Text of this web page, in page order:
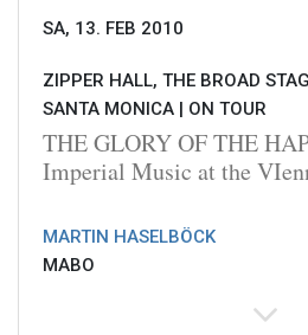
SA, 13. FEB 2010
ZIPPER HALL, THE BROAD
SANTA MONICA | ON TOUR
THE GLORY OF THE
Imperial Music at the
MARTIN HASELBÖCK
MABO